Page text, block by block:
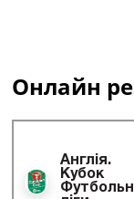
Онлайн